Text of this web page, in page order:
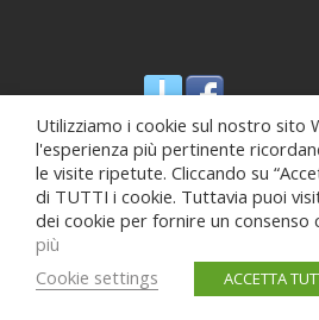
Utilizziamo i cookie sul nostro sito
l'esperienza più pertinente
le visite ripetute. Cliccando su
di TUTTI i cookie. Tuttavia puoi
dei cookie per fornire un consenso
più
Cookie settings
ACCETTA